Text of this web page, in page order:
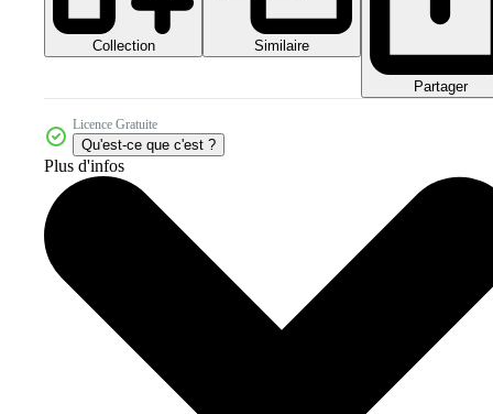
Collection Similaire
Partager
Licence Gratuite
Qu'est-ce que c'est ?
Plus d'infos